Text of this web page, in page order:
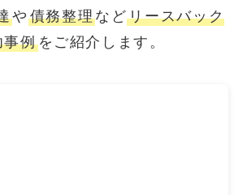
や 債務整理などリースバック
事例をご紹介します。